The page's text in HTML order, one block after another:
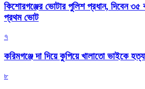
কিশোরগঞ্জের ভোটার পুলিশ প্রধান, দিবেন ৩৫
প্রথম ভোট
৭
করিমগঞ্জে দা দিয়ে কুপিয়ে খালাতো ভাইকে
৮